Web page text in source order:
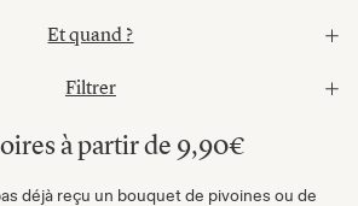
Et quand ?
Filtrer
à partir de 9,90€
déjà reçu un bouquet de pivoines ou de